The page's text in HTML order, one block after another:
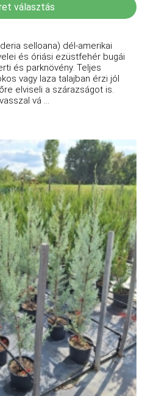
választás
selloana) dél-amerikai
és óriási ezüstfehér bugái
és parknövény. Teljes
vagy laza talajban érzi jól
elviseli a szárazságot is.
vá ...